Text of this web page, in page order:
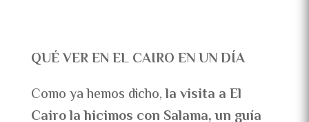
QUÉ VER EN EL CAIRO EN UN DÍA
Como ya hemos dicho,la visita a El
Cairo la hicimos con Salama, un guía